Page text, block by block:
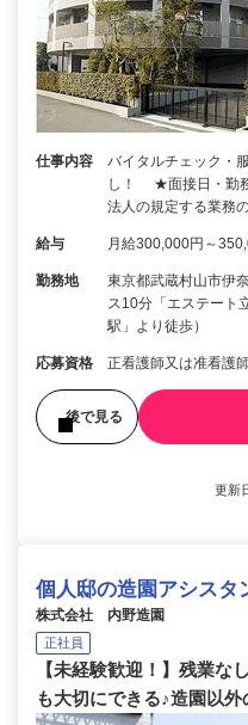
仕事内容
バイタルチェック・
し！ ★面接日・勤
法人の規定する業務
給与 月給300,000円～
勤務地
東京都武蔵村山市伊
ス10分「エステート
駅」より徒歩）
応募資格 正看護師又は准看護
後で見る
更新
個人邸の造園アシスタ
株式会社 内野造園
正社員
【未経験歓迎！】残業な
も大切にできる♪造園以外